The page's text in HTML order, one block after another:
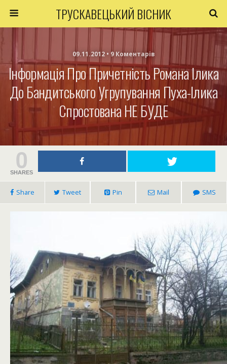
ТРУСКАВЕЦЬКИЙ ВІСНИК
09.11.2012 • 9 Коментарів
Інформація Про Причетність Романа Ілика
До Бандитського Угрупування Пуха-Ілика
Спростована НЕ БУДЕ
0
SHARES
Share Tweet Pin Mail SMS